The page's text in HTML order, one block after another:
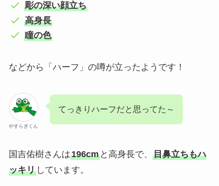
彫の深い顔立ち
高身長
瞳の色
などから「ハーフ」の噂が立ったようです！
やすらぎくん
てっきりハーフだと思ってた～
国吉佑樹さんは196cmと高身長で、 目鼻立ちもハ
ッキリしています。